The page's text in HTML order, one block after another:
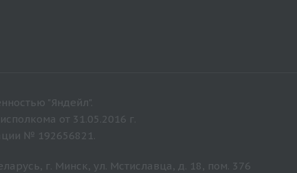
"Яндейл".
от 31.05.2016 г.
№ 192656821.
г. Минск, ул. Мстиславца, д. 18, пом. 376